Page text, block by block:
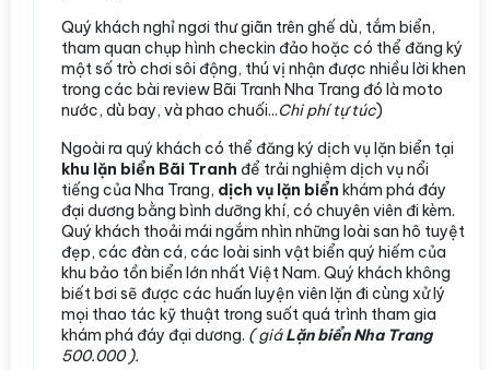
Quý khách nghỉ ngơi thư giãn trên ghế dù, tắm biển,
tham quan chụp hình checkin đảo hoặc có thể đăng ký
một số trò chơi sôi động, thú vị nhận được nhiều lời khen
trong các bài review Bãi Tranh Nha Trang đó là moto
nước, dù bay, và phao chuối...Chi phí tự túc)
Ngoài ra quý khách có thể đăng ký dịch vụ lặn biển tại
khu lặn biển Bãi Tranh để trải nghiệm dịch vụ nổi
tiếng của Nha Trang, dịch vụ lặn biển khám phá đáy
đại dương bằng bình dưỡng khí, có chuyên viên đi kèm.
Quý khách thoải mái ngắm nhìn những loài san hô tuyệt
đẹp, các đàn cá, các loài sinh vật biển quý hiếm của
khu bảo tồn biển lớn nhất Việt Nam. Quý khách không
biết bơi sẽ được các huấn luyện viên lặn đi cùng xử lý
mọi thao tác kỹ thuật trong suốt quá trình tham gia
khám phá đáy đại dương. ( giáLặn biển Nha Trang
500.000 ).